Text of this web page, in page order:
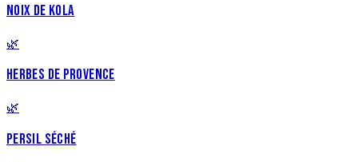
NOIX DE KOLA
🌿
HERBES DE PROVENCE
🌿
PERSIL SÉCHÉ